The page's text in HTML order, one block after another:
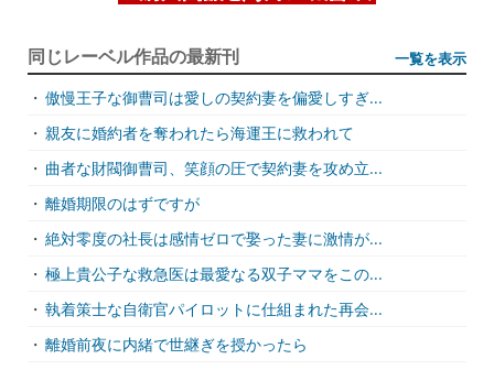
同じレーベル作品の最新刊 一覧を表示
・ 傲慢王子な御曹司は愛しの契約妻を偏愛しすぎ...
・ 親友に婚約者を奪われたら海運王に救われて
・ 曲者な財閥御曹司、笑顔の圧で契約妻を攻め立...
・ 離婚期限のはずですが
・ 絶対零度の社長は感情ゼロで娶った妻に激情が...
・ 極上貴公子な救急医は最愛なる双子ママをこの...
・ 執着策士な自衛官パイロットに仕組まれた再会...
・ 離婚前夜に内緒で世継ぎを授かったら